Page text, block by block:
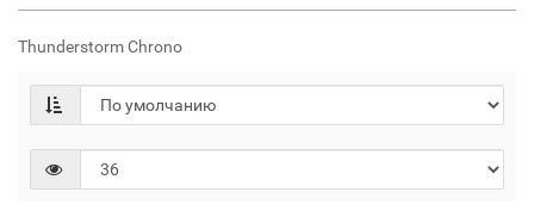
Thunderstorm Chrono